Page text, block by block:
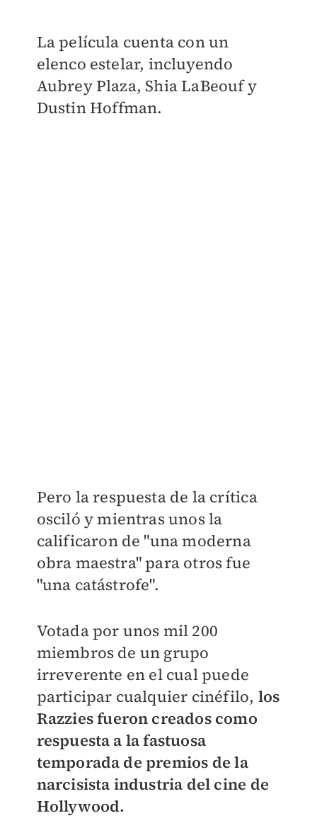
La película cuenta con un
elenco estelar, incluyendo
Aubrey Plaza, Shia LaBeouf y
Dustin Hoffman.
Pero la respuesta de la crítica
osciló y mientras unos la
calificaron de "una moderna
obra maestra" para otros fue
"una catástrofe".
Votada por unos mil 200
miembros de un grupo
irreverente en el cual puede
participar cualquier cinéfilo, los
Razzies fueron creados como
respuesta a la fastuosa
temporada de premios de la
narcisista industria del cine de
Hollywood.